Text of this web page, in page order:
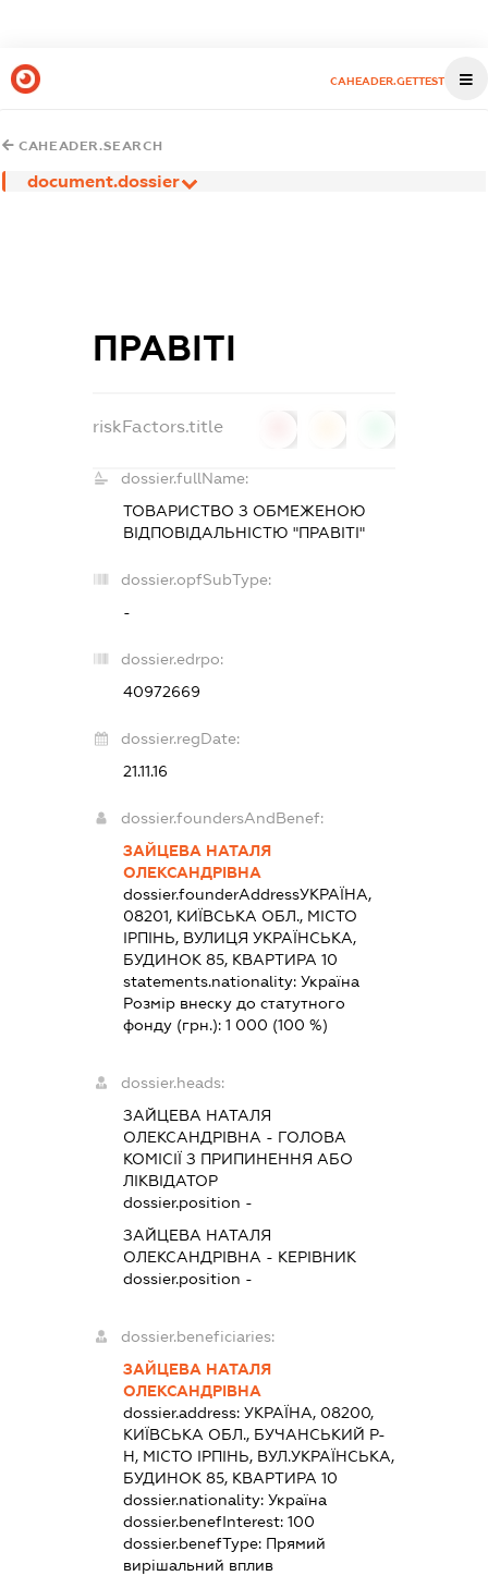
CAHEADER.GETTEST
CAHEADER.SEARCH
document.dossier
ПРАВІТІ
riskFactors.title
dossier.fullName:
ТОВАРИСТВО З ОБМЕЖЕНОЮ
ВІДПОВІДАЛЬНІСТЮ "ПРАВІТІ"
dossier.opfSubType:
-
dossier.edrpo:
40972669
dossier.regDate:
21.11.16
dossier.foundersAndBenef:
ЗАЙЦЕВА НАТАЛЯ
ОЛЕКСАНДРІВНА
dossier.founderAddressУКРАЇНА,
08201, КИЇВСЬКА ОБЛ., МІСТО
ІРПІНЬ, ВУЛИЦЯ УКРАЇНСЬКА,
БУДИНОК 85, КВАРТИРА 10
statements.nationality: Україна
Розмір внеску до статутного
фонду (грн.): 1 000 (100 %)
dossier.heads:
ЗАЙЦЕВА НАТАЛЯ
ОЛЕКСАНДРІВНА - ГОЛОВА
КОМІСІЇ З ПРИПИНЕННЯ АБО
ЛІКВІДАТОР
dossier.position -
ЗАЙЦЕВА НАТАЛЯ
ОЛЕКСАНДРІВНА - КЕРІВНИК
dossier.position -
dossier.beneficiaries:
ЗАЙЦЕВА НАТАЛЯ
ОЛЕКСАНДРІВНА
dossier.address: УКРАЇНА, 08200,
КИЇВСЬКА ОБЛ., БУЧАНСЬКИЙ Р-
Н, МІСТО ІРПІНЬ, ВУЛ.УКРАЇНСЬКА,
БУДИНОК 85, КВАРТИРА 10
dossier.nationality: Україна
dossier.benefInterest: 100
dossier.benefType: Прямий
вирішальний вплив